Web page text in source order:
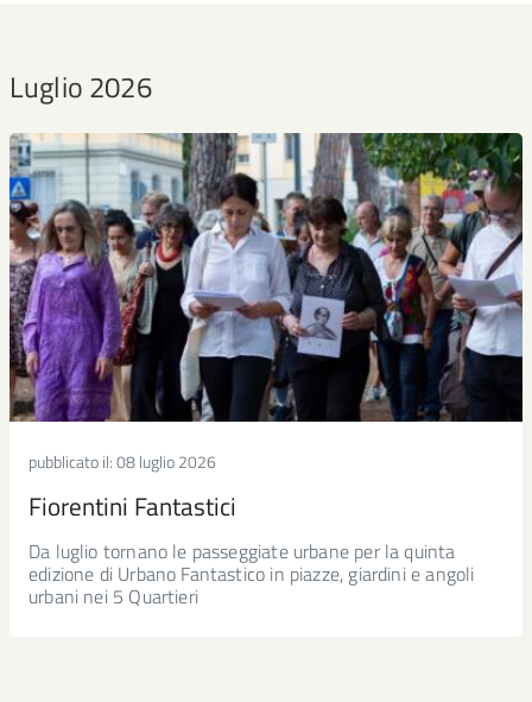
Luglio 2026
pubblicato il:08 luglio 2026
Fiorentini Fantastici
Da luglio tornano le passeggiate urbane per la quinta
edizione di Urbano Fantastico in piazze, giardini e angoli
urbani nei 5 Quartieri